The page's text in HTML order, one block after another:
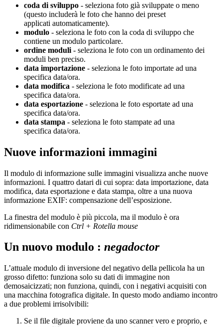
coda di sviluppo - seleziona foto già sviluppate o meno
(questo includerà le foto che hanno dei preset
applicati automaticamente).
modulo - seleziona le foto con la coda di sviluppo che
contiene un modulo particolare.
ordine moduli - seleziona le foto con un ordinamento dei
moduli ben preciso.
data importazione - seleziona le foto importate ad una
specifica data/ora.
data modifica - seleziona le foto modificate ad una
specifica data/ora.
data esportazione - seleziona le foto esportate ad una
specifica data/ora.
data stampa - seleziona le foto stampate ad una
specifica data/ora.
Nuove informazioni immagini
Il modulo di informazione sulle immagini visualizza anche nuove
informazioni. I quattro datari di cui sopra: data importazione, data
modifica, data esportazione e data stampa, oltre a una nuova
informazione EXIF: compensazione dell’esposizione.
La finestra del modulo è più piccola, ma il modulo è ora
ridimensionabile con Ctrl + Rotella mouse
Un nuovo modulo : negadoctor
L’attuale modulo di inversione del negativo della pellicola ha un
grosso difetto: funziona solo su dati di immagine non
demosaicizzati; non funziona, quindi, con i negativi acquisiti con
una macchina fotografica digitale. In questo modo andiamo incontro
a due problemi irrisolvibili:
Se il file digitale proviene da uno scanner vero e proprio, e